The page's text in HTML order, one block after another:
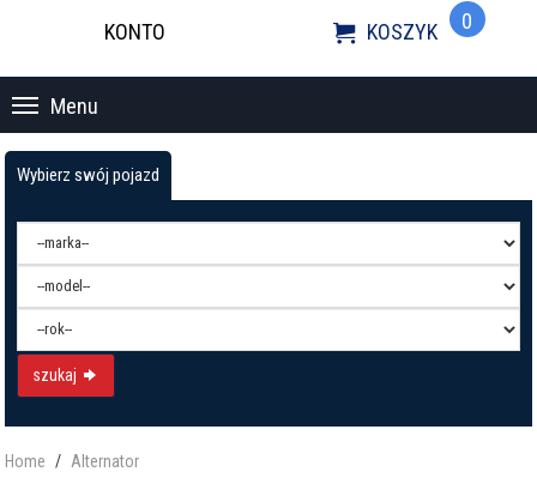
KONTO  KOSZYK 0
Menu
Wybierz swój pojazd
szukaj
Home Alternator